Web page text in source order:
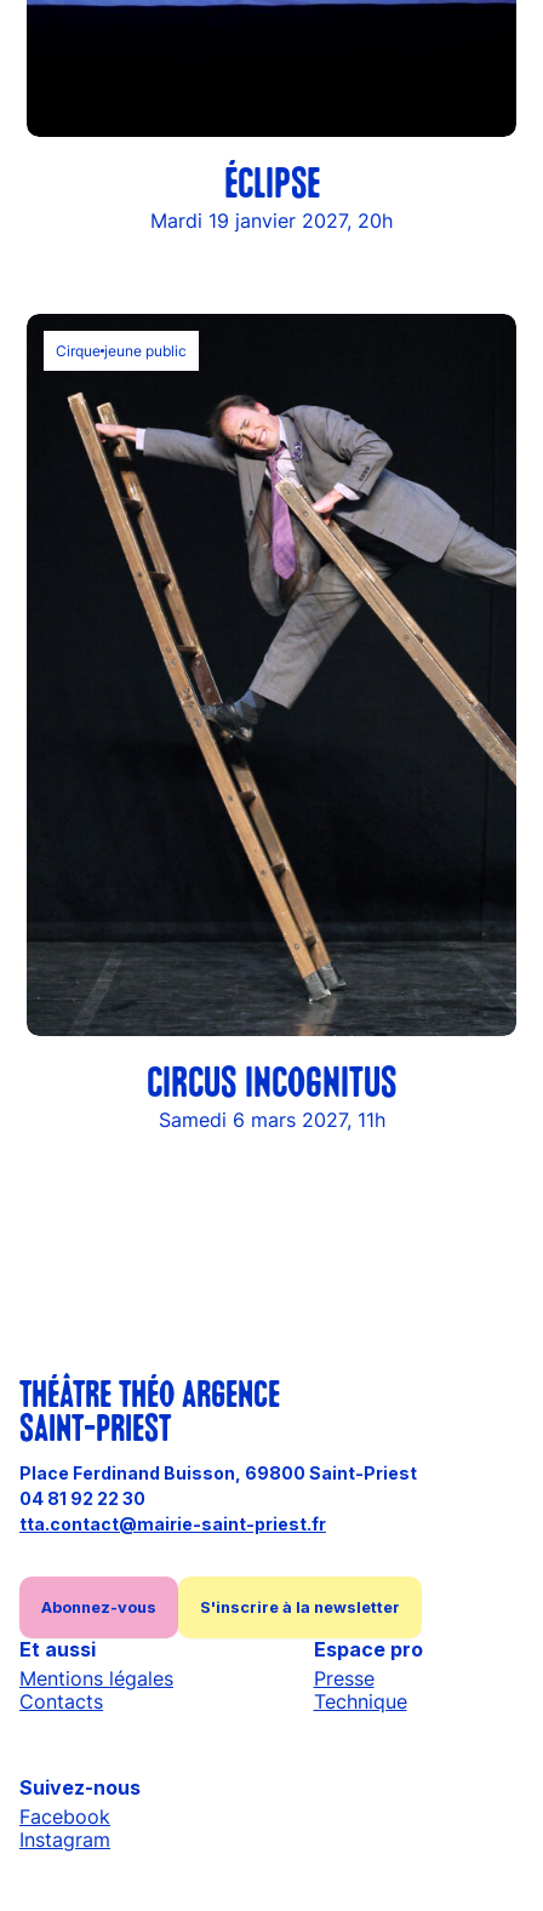
ÉCLIPSE
Mardi 19 janvier 2027, 20h
Cirque jeune public
CIRCUS INCOGNITUS
Samedi 6 mars 2027, 11h
THÉÂTRE THÉO ARGENCE
SAINT-PRIEST
Place Ferdinand Buisson, 69800 Saint-Priest
04 81 92 22 30
tta.contact@mairie-saint-priest.fr
Abonnez-vous S'inscrire à la newsletter
Et aussi
Mentions légales
Contacts
Espace pro
Presse
Technique
Suivez-nous
Facebook
Instagram